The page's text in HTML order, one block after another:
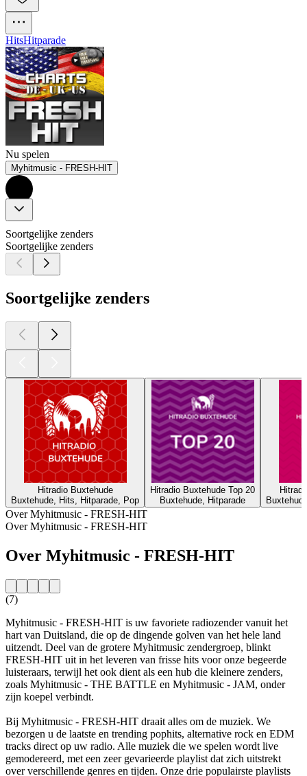
HitsHitparade
Nu spelen
Myhitmusic - FRESH-HIT
Soortgelijke zenders
Soortgelijke zenders
Soortgelijke zenders
Hitradio Buxtehude
Buxtehude, Hits, Hitparade, Pop
Hitradio Buxtehude Top 20
Buxtehude, Hitparade
Over Myhitmusic - FRESH-HIT
Over Myhitmusic - FRESH-HIT
Over Myhitmusic - FRESH-HIT
(7)
Myhitmusic - FRESH-HIT is uw favoriete radiozender vanuit het
hart van Duitsland, die op de dingende golven van het hele land
uitzendt. Deel van de grotere Myhitmusic zendergroep, blinkt
FRESH-HIT uit in het leveren van frisse hits voor onze begeerde
luisteraars, terwijl het ook dient als een hub die kleinere zenders,
zoals Myhitmusic - THE BATTLE en Myhitmusic - JAM, onder
zijn koepel verbindt.
Bij Myhitmusic - FRESH-HIT draait alles om de muziek. We
bezorgen u de laatste en trending pophits, alternative rock en EDM
tracks direct op uw radio. Alle muziek die we spelen wordt live
gemodereerd, met een zeer gevarieerde playlist dat zich uitstrekt
over verschillende genres en tijden. Onze drie populairste playlists